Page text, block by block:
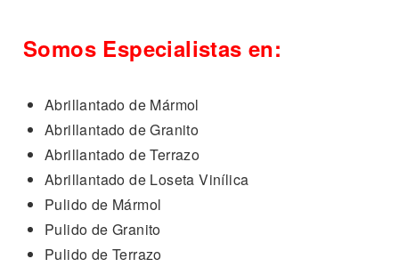
Somos Especialistas en:
Abrillantado de Mármol
Abrillantado de Granito
Abrillantado de Terrazo
Abrillantado de Loseta Vinílica
Pulido de Mármol
Pulido de Granito
Pulido de Terrazo